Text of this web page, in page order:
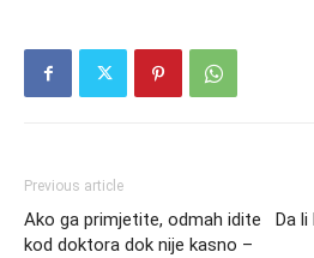
Previous article
Ako ga primjetite, odmah idite
kod doktora dok nije kasno –
Da